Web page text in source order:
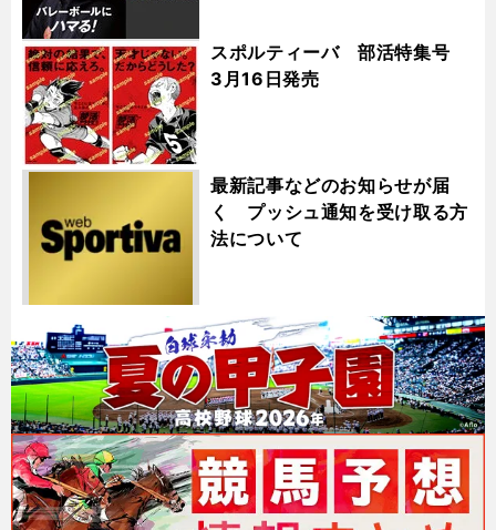
スポルティーバ 部活特集号
3月16日発売
最新記事などのお知らせが届
く プッシュ通知を受け取る方
法について